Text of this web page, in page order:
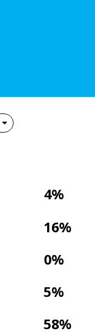
4%
16%
0%
5%
58%